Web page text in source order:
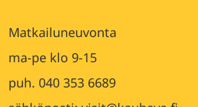
Matkailuneuvonta
ma-pe klo 9-15
puh. 040 353 6689